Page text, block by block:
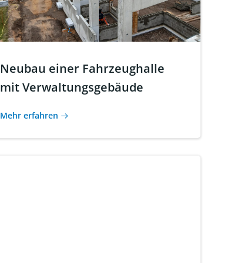
Neubau einer Fahrzeughalle
mit Verwaltungsgebäude
Mehr erfahren